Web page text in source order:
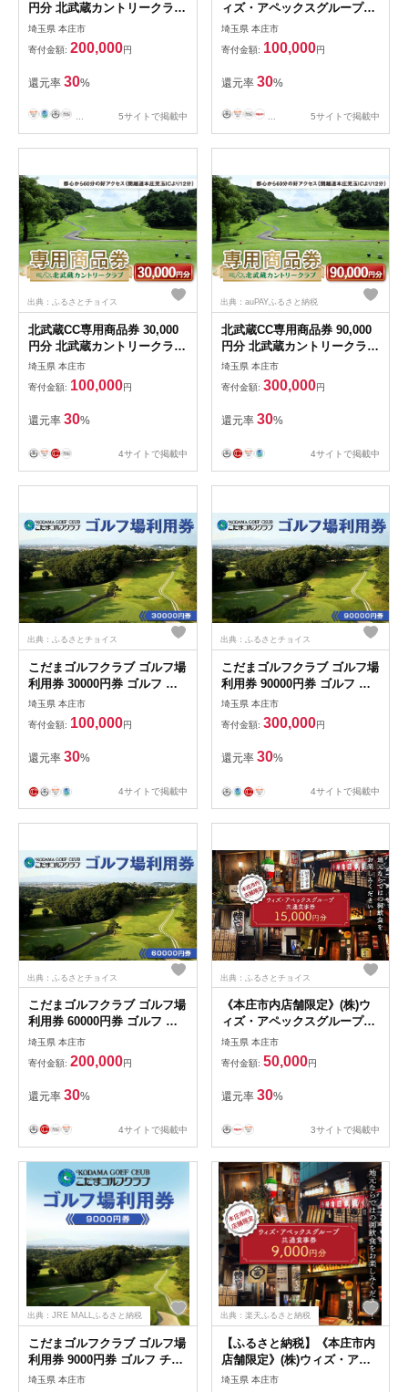
円分 北武蔵カントリークラブ
ゴルフ場 スポーツ ギフト 贈
り物 関東 F5K-437
埼玉県 本庄市
寄付金額: 200,000円
還元率 30%
5サイトで掲載中
ィズ・アペックスグループ共
通食事券 (1,000円×30枚) ご当
地 居酒屋 食事券 共通食事券
ギフト 贈り物 関東 F5K-268
埼玉県 本庄市
寄付金額: 100,000円
還元率 30%
5サイトで掲載中
出典：ふるさとチョイス
北武蔵CC専用商品券 30,000
円分 北武蔵カントリークラブ
ゴルフ場 スポーツ ギフト 贈
り物 関東 F5K-436
埼玉県 本庄市
寄付金額: 100,000円
還元率 30%
4サイトで掲載中
出典：auPAYふるさと納税
北武蔵CC専用商品券 90,000
円分 北武蔵カントリークラブ
ゴルフ場 スポーツ ギフト 贈
り物 関東 F5K-438
埼玉県 本庄市
寄付金額: 300,000円
還元率 30%
4サイトで掲載中
出典：ふるさとチョイス
こだまゴルフクラブ ゴルフ場
利用券 30000円券 ゴルフ チ
ケット 平日 土日 祝日 関東
埼玉県 本庄市 首都圏 F5K-
505
埼玉県 本庄市
寄付金額: 100,000円
還元率 30%
4サイトで掲載中
出典：ふるさとチョイス
こだまゴルフクラブ ゴルフ場
利用券 90000円券 ゴルフ チ
ケット 平日 土日 祝日 関東
埼玉県 本庄市 首都圏 F5K-
507
埼玉県 本庄市
寄付金額: 300,000円
還元率 30%
4サイトで掲載中
出典：ふるさとチョイス
こだまゴルフクラブ ゴルフ場
利用券 60000円券 ゴルフ チ
ケット 平日 土日 祝日 関東
埼玉県 本庄市 首都圏 F5K-
506
埼玉県 本庄市
寄付金額: 200,000円
還元率 30%
4サイトで掲載中
出典：ふるさとチョイス
《本庄市内店舗限定》(株)ウ
ィズ・アペックスグループ共
通食事券 (1,000円×15枚) ご当
地 居酒屋 食事券 共通食事券
ギフト 贈り物 関東 F5K-269
埼玉県 本庄市
寄付金額: 50,000円
還元率 30%
3サイトで掲載中
出典：JRE MALLふるさと納税
こだまゴルフクラブ ゴルフ場
利用券 9000円券 ゴルフ チケ
ット 平日 土日 祝日 関東 埼
埼玉県 本庄市
出典：楽天ふるさと納税
【ふるさと納税】《本庄市内
店舗限定》(株)ウィズ・アペ
ックスグループ共通食事券
埼玉県 本庄市